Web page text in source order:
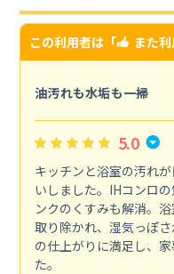
この利用者は「 また
油汚れも水垢も一掃
5.0
キッチンと浴室の汚れ
いしました。IHコンロ
ンクのくすみも解消。
取り除かれ、湿気っぽ
の仕上がりに満足し、
た。